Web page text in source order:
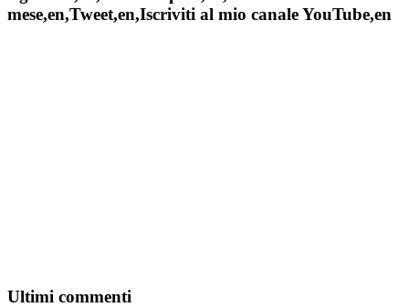
mese,en,Tweet,en,Iscriviti al mio canale YouTube,en
Ultimi commenti